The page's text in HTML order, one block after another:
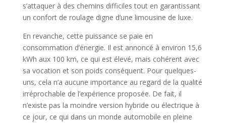
s’attaquer à des chemins difficiles tout en garantissant
un confort de roulage digne d’une limousine de luxe.
En revanche, cette puissance se paie en
consommation d’énergie. Il est annoncé à environ 15,6
kWh aux 100 km, ce qui est élevé, mais cohérent avec
sa vocation et son poids conséquent. Pour quelques-
uns, cela n’a aucune importance au regard de la qualité
irréprochable de l’expérience proposée. De fait, il
n’existe pas la moindre version hybride ou électrique à
ce jour, ce qui dans un monde automobile en pleine